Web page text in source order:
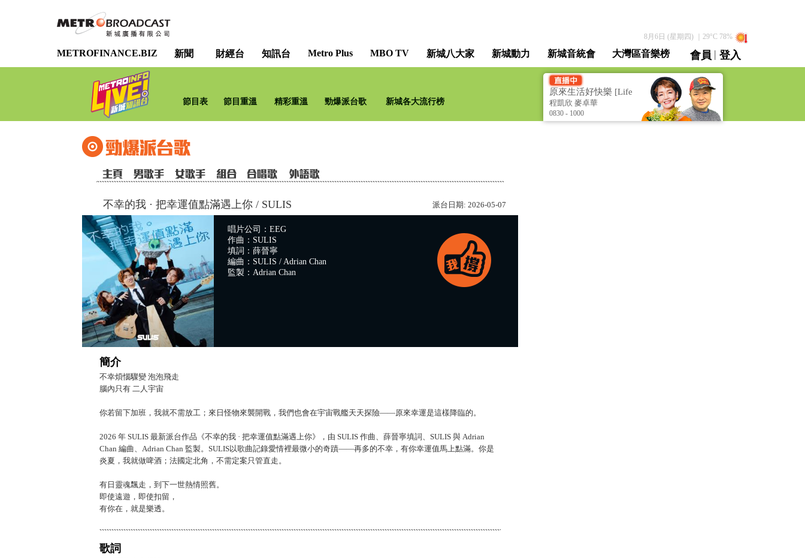
8月6日 (星期四)｜ 29°C 78%
METROFINANCE.BIZ 新聞 財經台 知訊台 Metro Plus MBO TV 新城八大家 新城動力 新城音統會 大灣區音樂榜 會員 | 登入
直播 / 重溫
節目表 節目重溫 精彩重溫 勁爆派台歌 新城各大流行榜
原來生活好快樂 [Life
is so Happy]
程凱欣 麥卓華
0830 - 1000
不幸的我 · 把幸運值點滿遇上你 / SULIS 派台日期: 2026-05-07
唱片公司：EEG
作曲：SULIS
填詞：薛晉寧
編曲：SULIS / Adrian Chan
監製：Adrian Chan
簡介
不幸煩惱驟變 泡泡飛走
腦內只有 二人宇宙
你若留下加班，我就不需放工；來日怪物來襲開戰，我們也會在宇宙戰艦天天探險——原來幸運是這樣降臨的。
2026 年 SULIS 最新派台作品《不幸的我 · 把幸運值點滿遇上你》，由 SULIS 作曲、薛晉寧填詞、SULIS 與 Adrian
Chan 編曲、Adrian Chan 監製。SULIS以歌曲記錄愛情裡最微小的奇蹟——再多的不幸，有你幸運值馬上點滿。你是
炎夏，我就做啤酒；法國定北角，不需定案只管直走。
有日靈魂飄走，到下一世熱情照舊。
即使遠遊，即使扣留，
有你在，就是樂透。
歌詞